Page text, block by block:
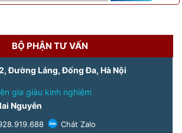
BỘ PHẬN TƯ VẤN
Đường Láng, Đống Đa, Hà Nội
gia giàu kinh nghiệm
Nguyễn
Chát Zalo